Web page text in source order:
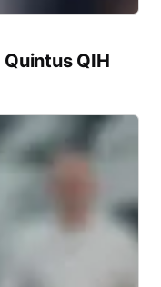
Quintus QIH